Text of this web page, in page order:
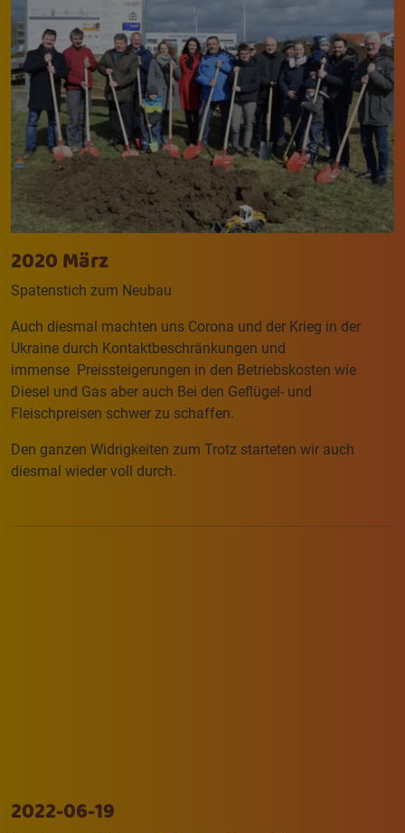
2020 März
Spatenstich zum Neubau
Auch diesmal machten uns Corona und der Krieg in der
Ukraine durch Kontaktbeschränkungen und
immense Preissteigerungen in den Betriebskosten wie
Diesel und Gas aber auch Bei den Geflügel- und
Fleischpreisen schwer zu schaffen.
Den ganzen Widrigkeiten zum Trotz starteten wir auch
diesmal wieder voll durch.
2022-06-19